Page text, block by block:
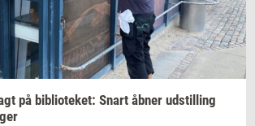
på bi­bli­o­te­ket: Snart åbner ud­stil­ling